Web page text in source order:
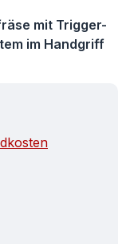
mit Trigger-
im Handgriff